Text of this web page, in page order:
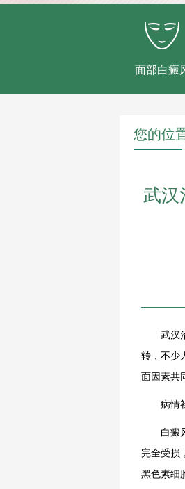
面部白癜
您的位
武汉
武汉
转，不少
面因素共
病情初
白癜风
完全受损
黑色素细